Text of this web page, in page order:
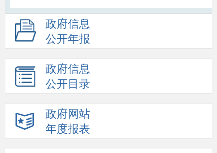
政府信息
公开年报
政府信息
公开目录
政府网站
年度报表